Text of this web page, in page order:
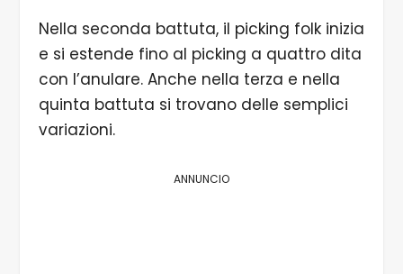
Nella seconda battuta, il picking folk inizia
e si estende fino al picking a quattro dita
con l’anulare. Anche nella terza e nella
quinta battuta si trovano delle semplici
variazioni.
ANNUNCIO